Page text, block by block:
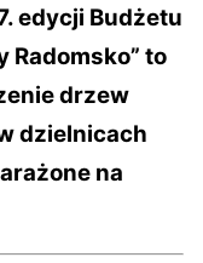
edycji Budżetu
Radomsko” to
drzew
dzielnicach
na